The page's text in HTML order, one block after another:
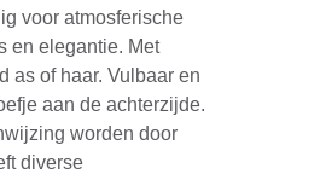
voor atmosferische
en elegantie. Met
as of haar. Vulbaar en
aan de achterzijde.
worden door
diverse